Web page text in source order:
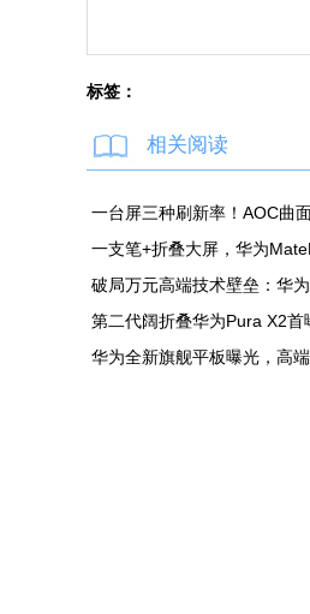
标签：
相关阅读